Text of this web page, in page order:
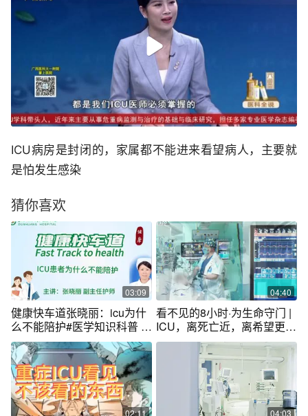
ICU病房是封闭的，家属都不能进来看望病人，主要就
是怕发生感染
猜你喜欢
03:09
健康快车道张晓丽：icu为什
么不能陪护#医学知识科普 #
医路前行
04:40
看不见的8小时·为生命守门 |
ICU，离死亡近，离希望更
近。
02:11 04:03